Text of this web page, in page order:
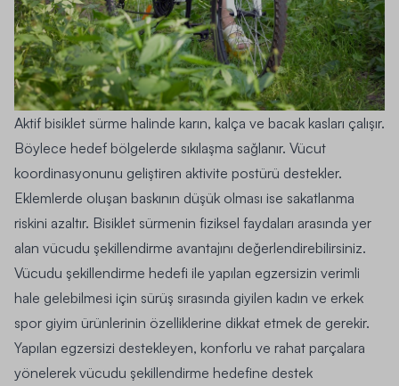
Aktif bisiklet sürme halinde karın, kalça ve bacak kasları çalışır.
Böylece hedef bölgelerde sıkılaşma sağlanır. Vücut
koordinasyonunu geliştiren aktivite postürü destekler.
Eklemlerde oluşan baskının düşük olması ise sakatlanma
riskini azaltır. Bisiklet sürmenin fiziksel faydaları arasında yer
alan vücudu şekillendirme avantajını değerlendirebilirsiniz.
Vücudu şekillendirme hedefi ile yapılan egzersizin verimli
hale gelebilmesi için sürüş sırasında giyilen kadın ve erkek
spor giyim ürünlerinin özelliklerine dikkat etmek de gerekir.
Yapılan egzersizi destekleyen, konforlu ve rahat parçalara
yönelerek vücudu şekillendirme hedefine destek